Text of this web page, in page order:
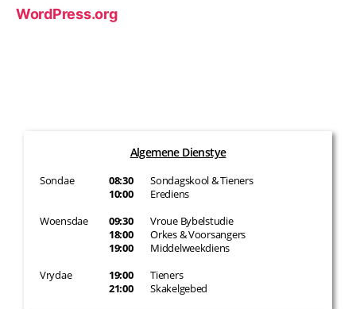
WordPress.org
Algemene Dienstye
Sondae
Woensdae
Vrydae
08:30
10:00
09:30
18:00
19:00
19:00
21:00
Sondagskool & Tieners
Erediens
Vroue Bybelstudie
Orkes & Voorsangers
Middelweekdiens
Tieners
Skakelgebed